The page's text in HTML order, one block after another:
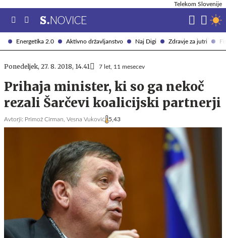
Energetika 2.0 Aktivno državljanstvo Naj Digi Zdravje za jutri
Telekom Slovenije
Ponedeljek, 27. 8. 2018, 14.41 7 let, 11 mesecev
Prihaja minister, ki so ga nekoč
rezali Šarčevi koalicijski partnerji
Avtorji: Primož Cirman, Vesna Vuković 5,43